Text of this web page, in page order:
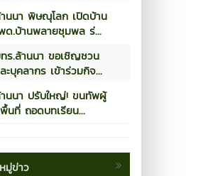
นนา พิษณุโลก เปิดบ้าน
.บ้านพลายชุมพล ร่...
ร.ล้านนา ขอเชิญชวน
ะบุคลากร เข้าร่วมกิจ...
นนา ปรับใหญ่! ขนทัพผู้
นที่ ถอดบทเรียน...
มู่ข่าว